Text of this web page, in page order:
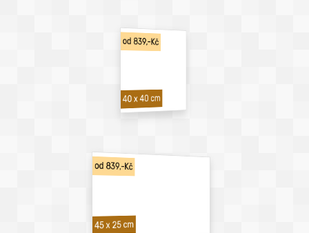
od 839,-Kč
40 x 40 cm
od 839,-Kč
45 x 25 cm